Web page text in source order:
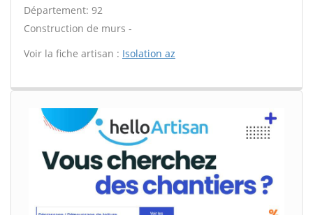
Département: 92
Construction de murs -
Voir la fiche artisan : Isolation az